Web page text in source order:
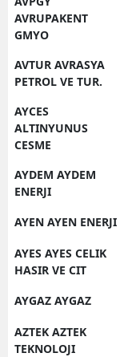
AVRUPAKENT
GMYO
AVTUR AVRASYA
PETROL VE TUR.
AYCES
ALTINYUNUS
CESME
AYDEM AYDEM
ENERJI
AYEN AYEN ENERJI
AYES AYES CELIK
HASIR VE CIT
AYGAZ AYGAZ
AZTEK AZTEK
TEKNOLOJI